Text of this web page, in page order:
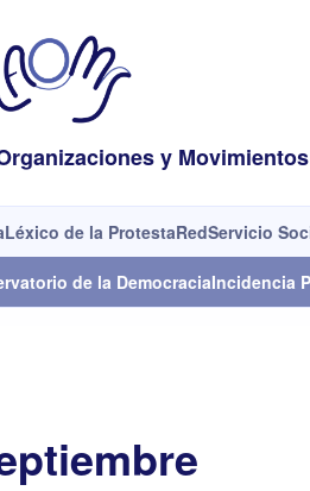
y
Léxico de la ProtestaRedServicio
de la DemocraciaIncidencia